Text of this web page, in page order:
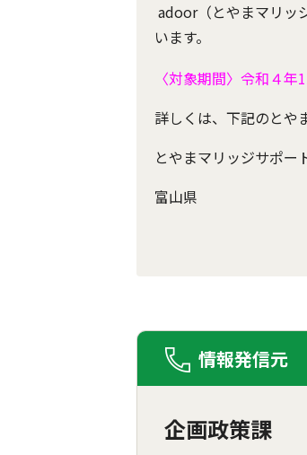
adoor（とやまマリッ
います。
〈対象期間〉令和４年
詳しくは、下記のとや
とやまマリッジサポー
富山
情報発信元
企画政策課